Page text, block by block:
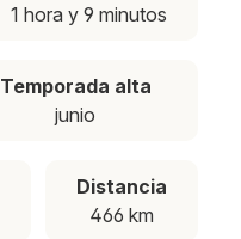
1 hora y 9 minutos
Temporada alta
junio
Distancia
466 km